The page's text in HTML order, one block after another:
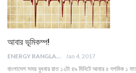
আবার ভূমিকম্প!
ENERGY BANGLA Jan 4, 2017
বাংলাদেশ সময় বুধবার রাত ১২টা ৪৯ মিনিটে আবার ৫ দশমিক